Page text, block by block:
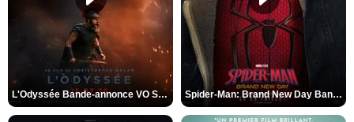
L'Odyssée Bande-annonce VO STFR Spider-Man: Brand New Day Bande-annonce VO STFR